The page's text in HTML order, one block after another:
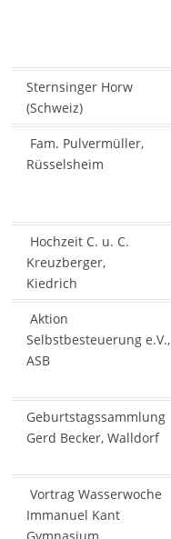
Sternsinger Horw
(Schweiz)
Fam. Pulvermüller,
Rüsselsheim
Hochzeit C. u. C.
Kreuzberger,
Kiedrich
Aktion
Selbstbesteuerung e.V.,
ASB
Geburtstagssammlung
Gerd Becker, Walldorf
Vortrag Wasserwoche
Immanuel Kant